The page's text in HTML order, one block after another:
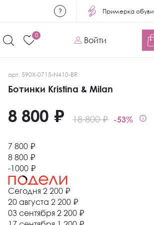
Примерка обуви
0
Войти
арт. 590X-0715-N410-BR
Ботинки Kristina & Milan
18 800 ₽ -53%
8 800 ₽
7 800 ₽
8 800 ₽
-1000 ₽
Сегодня 2 200 ₽
20 августа 2 200 ₽
03 сентября 2 200 ₽